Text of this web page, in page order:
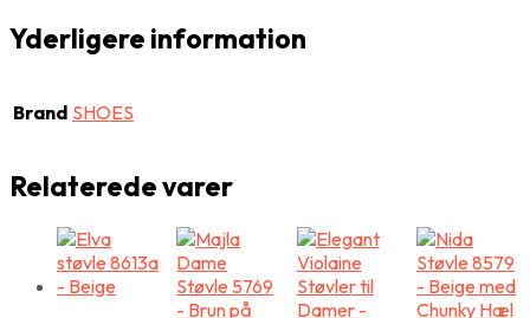
Yderligere information
Brand SHOES
Relaterede varer